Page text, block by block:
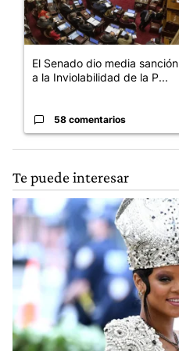
El Senado dio media sanción
a la Inviolabilidad de la P...
58 comentarios